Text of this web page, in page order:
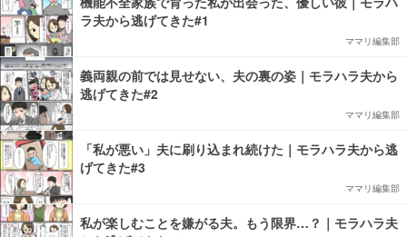
ラ夫から逃げてきた#1
ママリ編集部
義両親の前では見せない、夫の裏の姿｜モラハラ夫から
逃げてきた#2
ママリ編集部
「私が悪い」夫に刷り込まれ続けた｜モラハラ夫から逃
げてきた#3
ママリ編集部
私が楽しむことを嫌がる夫。もう限界…？｜モラハラ夫